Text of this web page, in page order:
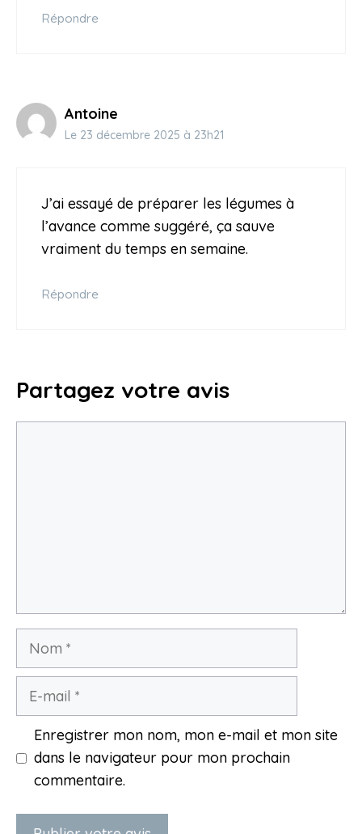
Répondre
Antoine
Le 23 décembre 2025 à 23h21
J’ai essayé de préparer les légumes à
l’avance comme suggéré, ça sauve
vraiment du temps en semaine.
Répondre
Partagez votre avis
Nom
Enregistrer mon nom, mon e-mail et mon site
dans le navigateur pour mon prochain
commentaire.